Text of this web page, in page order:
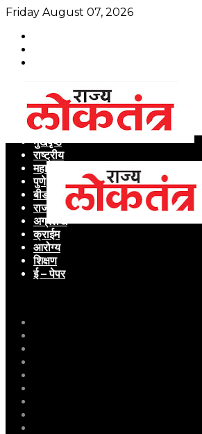
Friday August 07, 2026
मुखपृष्ठ
राष्ट्रीय
महाराष्ट्र
पुणे
बीड
राजकारण
अग्रलेख
क्राईम
आरोग्य
शिक्षण
ई – पेपर